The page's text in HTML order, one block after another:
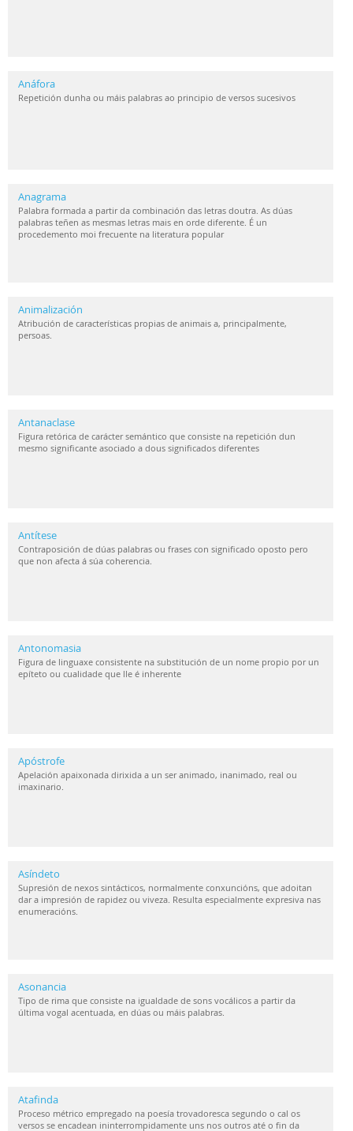
Anáfora
Repetición dunha ou máis palabras ao principio de versos sucesivos
Anagrama
Palabra formada a partir da combinación das letras doutra. As dúas
palabras teñen as mesmas letras mais en orde diferente. É un
procedemento moi frecuente na literatura popular
Animalización
Atribución de características propias de animais a, principalmente,
persoas.
Antanaclase
Figura retórica de carácter semántico que consiste na repetición dun
mesmo significante asociado a dous significados diferentes
Antítese
Contraposición de dúas palabras ou frases con significado oposto pero
que non afecta á súa coherencia.
Antonomasia
Figura de linguaxe consistente na substitución de un nome propio por un
epíteto ou cualidade que lle é inherente
Apóstrofe
Apelación apaixonada dirixida a un ser animado, inanimado, real ou
imaxinario.
Asíndeto
Supresión de nexos sintácticos, normalmente conxuncións, que adoitan
dar a impresión de rapidez ou viveza. Resulta especialmente expresiva nas
enumeracións.
Asonancia
Tipo de rima que consiste na igualdade de sons vocálicos a partir da
última vogal acentuada, en dúas ou máis palabras.
Atafinda
Proceso métrico empregado na poesía trovadoresca segundo o cal os
versos se encadean ininterrompidamente uns nos outros até o fin da